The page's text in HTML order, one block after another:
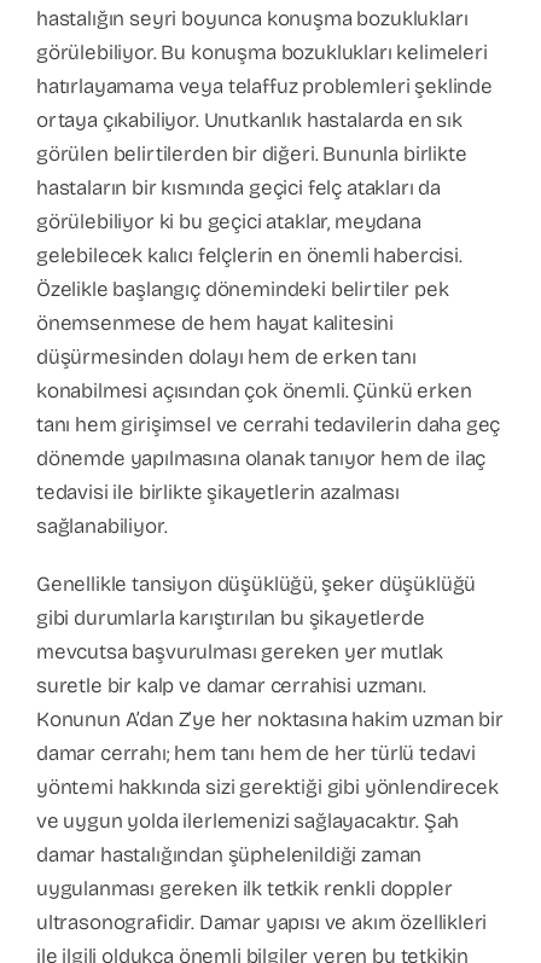
hastalığın seyri boyunca konuşma bozuklukları
görülebiliyor. Bu konuşma bozuklukları kelimeleri
hatırlayamama veya telaffuz problemleri şeklinde
ortaya çıkabiliyor. Unutkanlık hastalarda en sık
görülen belirtilerden bir diğeri. Bununla birlikte
hastaların bir kısmında geçici felç atakları da
görülebiliyor ki bu geçici ataklar, meydana
gelebilecek kalıcı felçlerin en önemli habercisi.
Özelikle başlangıç dönemindeki belirtiler pek
önemsenmese de hem hayat kalitesini
düşürmesinden dolayı hem de erken tanı
konabilmesi açısından çok önemli. Çünkü erken
tanı hem girişimsel ve cerrahi tedavilerin daha geç
dönemde yapılmasına olanak tanıyor hem de ilaç
tedavisi ile birlikte şikayetlerin azalması
sağlanabiliyor.
Genellikle tansiyon düşüklüğü, şeker düşüklüğü
gibi durumlarla karıştırılan bu şikayetlerde
mevcutsa başvurulması gereken yer mutlak
suretle bir kalp ve damar cerrahisi uzmanı.
Konunun A’dan Z’ye her noktasına hakim uzman bir
damar cerrahı; hem tanı hem de her türlü tedavi
yöntemi hakkında sizi gerektiği gibi yönlendirecek
ve uygun yolda ilerlemenizi sağlayacaktır. Şah
damar hastalığından şüphelenildiği zaman
uygulanması gereken ilk tetkik renkli doppler
ultrasonografidir. Damar yapısı ve akım özellikleri
ile ilgili oldukça önemli bilgiler veren bu tetkikin